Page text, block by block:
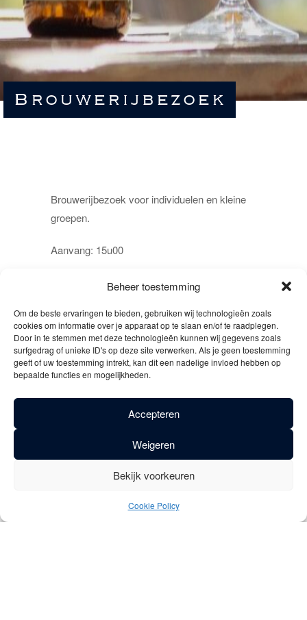
Beheer toestemming
Om de beste ervaringen te bieden, gebruiken wij technologieën zoals
cookies om informatie over je apparaat op te slaan en/of te raadplegen.
Door in te stemmen met deze technologieën kunnen wij gegevens zoals
surfgedrag of unieke ID's op deze site verwerken. Als je geen toestemming
geeft of uw toestemming intrekt, kan dit een nadelige invloed hebben op
bepaalde functies en mogelijkheden.
Accepteren
Weigeren
Bekijk voorkeuren
Cookie Policy
Brouwerijbezoek
Brouwerijbezoek voor individuelen en kleine
groepen.
Aanvang: 15u00
Inschrijven via dereservatiepagina
*Indien het bezoek bestaat uit minder dan 10
personen behoudt Brouwerij Dilewyns zich
het recht om het bezoek te annuleren en de
ingeschrevenen te verplaatsen naar een
eventuele vouchers komen hierdoor niet in het
Vicaris - Brouwerij